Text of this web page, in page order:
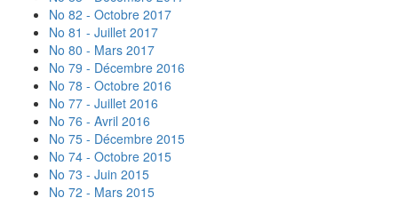
No 82 - Octobre 2017
No 81 - Juillet 2017
No 80 - Mars 2017
No 79 - Décembre 2016
No 78 - Octobre 2016
No 77 - Juillet 2016
No 76 - Avril 2016
No 75 - Décembre 2015
No 74 - Octobre 2015
No 73 - Juin 2015
No 72 - Mars 2015